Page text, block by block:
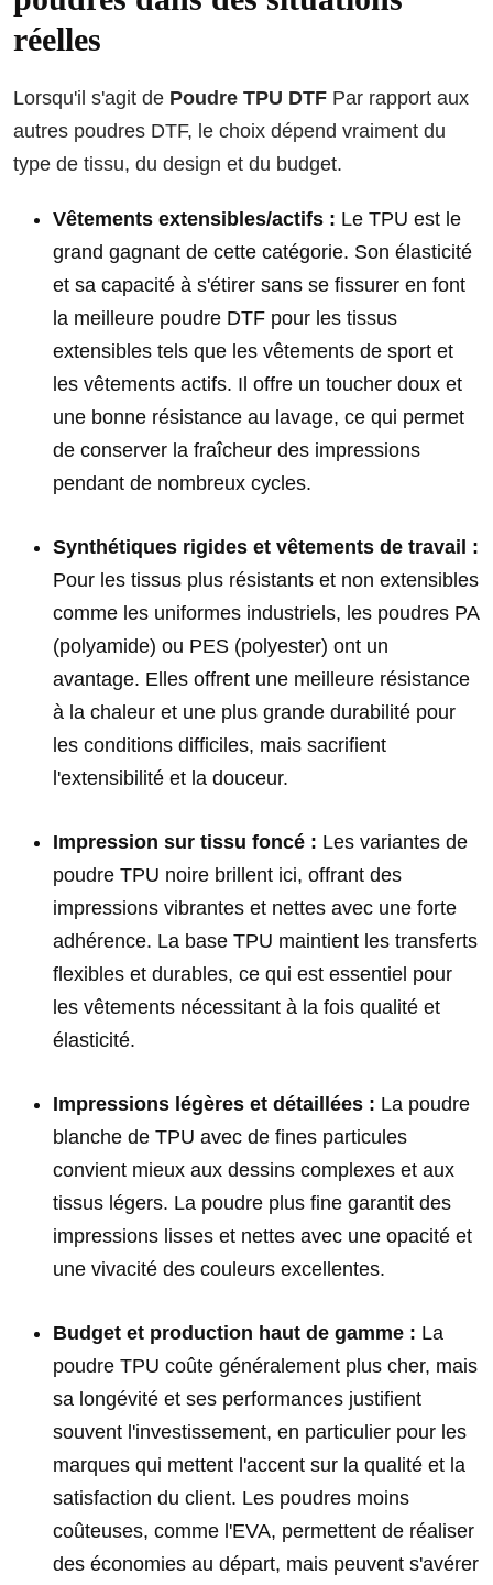
réelles
Lorsqu'il s'agit de Poudre TPU DTF Par rapport aux
autres poudres DTF, le choix dépend vraiment du
type de tissu, du design et du budget.
Vêtements extensibles/actifs : Le TPU est le
grand gagnant de cette catégorie. Son élasticité
et sa capacité à s'étirer sans se fissurer en font
la meilleure poudre DTF pour les tissus
extensibles tels que les vêtements de sport et
les vêtements actifs. Il offre un toucher doux et
une bonne résistance au lavage, ce qui permet
de conserver la fraîcheur des impressions
pendant de nombreux cycles.
Synthétiques rigides et vêtements de travail :
Pour les tissus plus résistants et non extensibles
comme les uniformes industriels, les poudres PA
(polyamide) ou PES (polyester) ont un
avantage. Elles offrent une meilleure résistance
à la chaleur et une plus grande durabilité pour
les conditions difficiles, mais sacrifient
l'extensibilité et la douceur.
Impression sur tissu foncé : Les variantes de
poudre TPU noire brillent ici, offrant des
impressions vibrantes et nettes avec une forte
adhérence. La base TPU maintient les transferts
flexibles et durables, ce qui est essentiel pour
les vêtements nécessitant à la fois qualité et
élasticité.
Impressions légères et détaillées : La poudre
blanche de TPU avec de fines particules
convient mieux aux dessins complexes et aux
tissus légers. La poudre plus fine garantit des
impressions lisses et nettes avec une opacité et
une vivacité des couleurs excellentes.
Budget et production haut de gamme : La
poudre TPU coûte généralement plus cher, mais
sa longévité et ses performances justifient
souvent l'investissement, en particulier pour les
marques qui mettent l'accent sur la qualité et la
satisfaction du client. Les poudres moins
coûteuses, comme l'EVA, permettent de réaliser
des économies au départ, mais peuvent s'avérer